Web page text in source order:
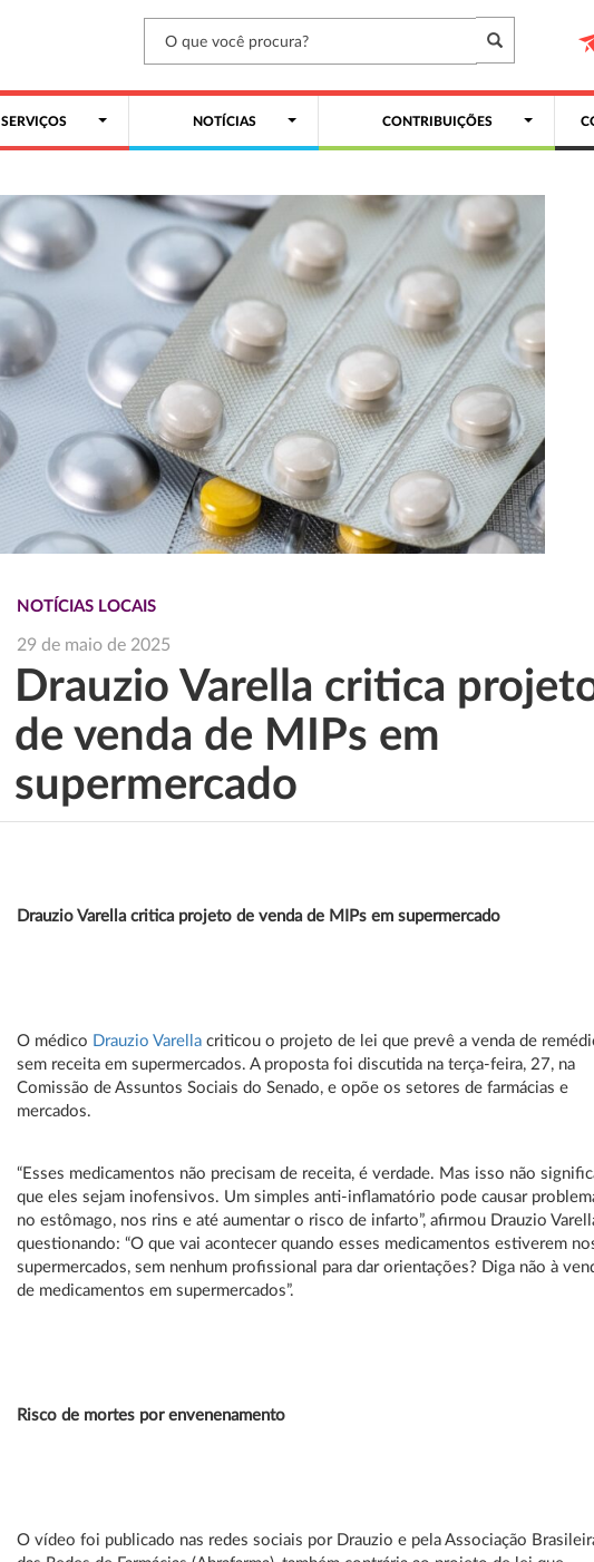
SERVIÇOS NOTÍCIAS CONTRIBUIÇÕES
NOTÍCIAS LOCAIS
29 de maio de 2025
Drauzio Varella critica
de venda de MIPs em
supermercado
Drauzio Varella critica projeto de venda de MIPs em supermercado
O médico Drauzio Varella criticou o projeto de lei que prevê a venda de
sem receita em supermercados. A proposta foi discutida na terça-feira, 27, na
Comissão de Assuntos Sociais do Senado, e opõe os setores de farmácias e
mercados.
“Esses medicamentos não precisam de receita, é verdade. Mas isso não
que eles sejam inofensivos. Um simples anti-inflamatório pode causar
no estômago, nos rins e até aumentar o risco de infarto”, afirmou Drauzio
questionando: “O que vai acontecer quando esses medicamentos estiverem
supermercados, sem nenhum profissional para dar orientações? Diga não à
de medicamentos em supermercados”.
Risco de mortes por envenenamento
O vídeo foi publicado nas redes sociais por Drauzio e pela Associação